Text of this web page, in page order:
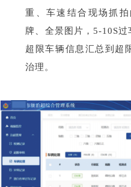
重、车速结合现场抓
牌、全景图片，5-10S
超限车辆信息汇总到超
治理。